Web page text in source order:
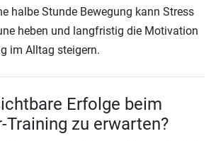
halbe Stunde Bewegung kann Stress
heben und langfristig die Motivation
im Alltag steigern.
Erfolge beim
Training zu erwarten?